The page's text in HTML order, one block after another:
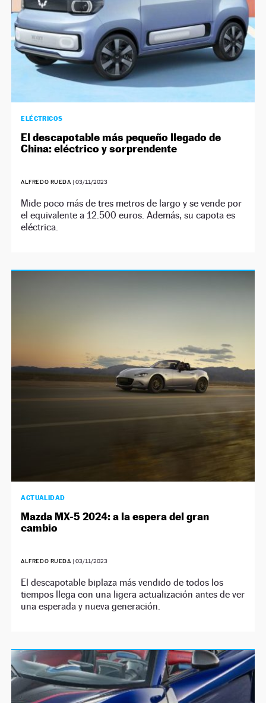
ELÉCTRICOS
El descapotable más pequeño llegado de
China: eléctrico y sorprendente
ALFREDO RUEDA | 03/11/2023
Mide poco más de tres metros de largo y se vende por
el equivalente a 12.500 euros. Además, su capota es
eléctrica.
ACTUALIDAD
Mazda MX-5 2024: a la espera del gran
cambio
ALFREDO RUEDA | 03/11/2023
El descapotable biplaza más vendido de todos los
tiempos llega con una ligera actualización antes de ver
una esperada y nueva generación.